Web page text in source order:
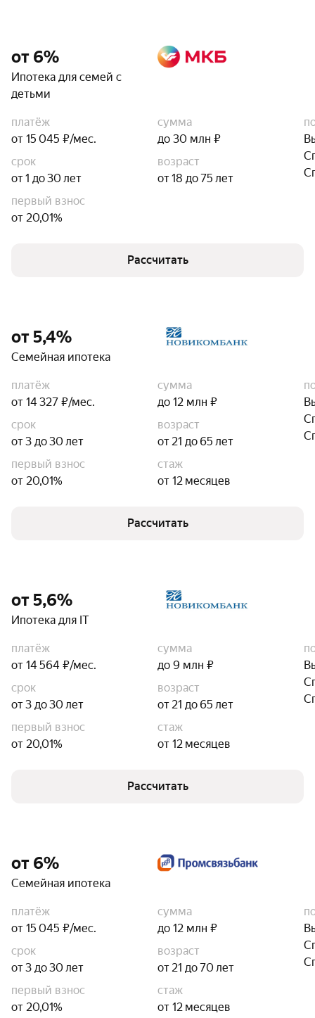
от 6%
Ипотека для семей с
детьми
платёж
от 15 045 ₽/мес.
сумма
до 30 млн ₽
срок
от 1 до 30 лет
возраст
от 18 до 75 лет
первый взнос
от 20,01%
Рассчитать
от 5,4%
Семейная ипотека
платёж
от 14 327 ₽/мес.
сумма
до 12 млн ₽
срок
от 3 до 30 лет
возраст
от 21 до 65 лет
первый взнос
от 20,01%
стаж
от 12 месяцев
Рассчитать
от 5,6%
Ипотека для IT
платёж
от 14 564 ₽/мес.
сумма
до 9 млн ₽
срок
от 3 до 30 лет
возраст
от 21 до 65 лет
первый взнос
от 20,01%
стаж
от 12 месяцев
Рассчитать
от 6%
Семейная ипотека
платёж
от 15 045 ₽/мес.
сумма
до 12 млн ₽
срок
от 3 до 30 лет
возраст
от 21 до 70 лет
первый взнос
от 20,01%
стаж
от 12 месяцев